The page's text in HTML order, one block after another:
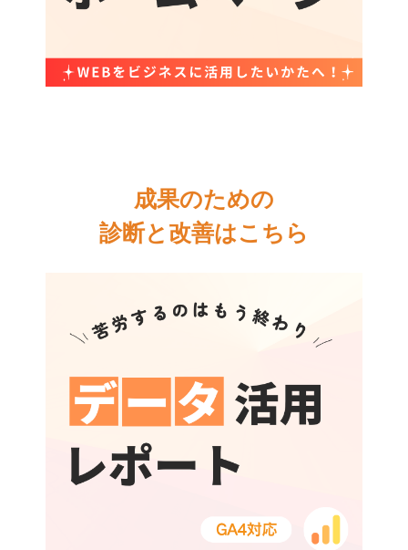
成果のための
診断と改善はこちら